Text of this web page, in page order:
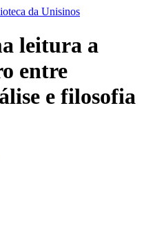
da Unisinos
leitura a
entre
e filosofia